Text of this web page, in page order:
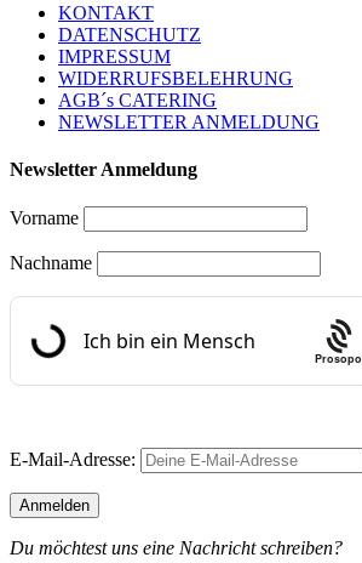
KONTAKT
DATENSCHUTZ
IMPRESSUM
WIDERRUFSBELEHRUNG
AGB´s CATERING
NEWSLETTER ANMELDUNG
Newsletter Anmeldung
Vorname
Nachname
Prosopo
E-Mail-Adresse:
Du möchtest uns eine Nachricht schreiben?